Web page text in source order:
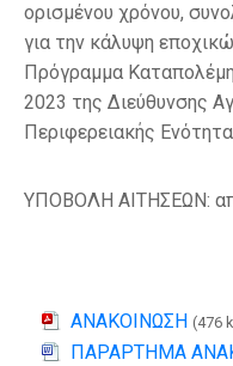
ορισμένου χρόνου,
για την κάλυψη
Πρόγραμμα
2023 της Διεύθυνσης
Περιφερειακής
ΥΠΟΒΟΛΗ ΑΙΤΗΣΕΩΝ:
ΑΝΑΚΟΙΝΩΣΗ (476
ΠΑΡΑΡΤΗΜΑ